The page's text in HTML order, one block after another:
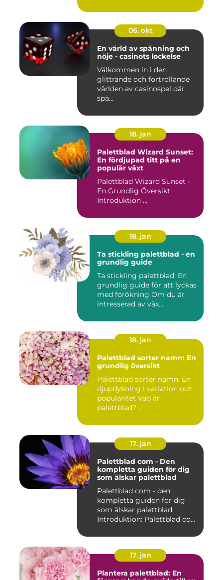
06. okt
En värld av spänning och
nöje - casinots lockelse
Välkommen in i den
glittrande och förtrollande
världen av casinospel där
spä...
18. jan
Palettblad Wizard Sunset:
En fördjupad titt på en
populär växt
Palettblad Wizard Sunset -
En Grundlig Översikt
Introduktion ...
18. jan
Ta stickling palettblad - en
grundlig guide
Ta stickling palettblad: En
grundlig guide för att lyckas
med förökning Om du är
intresserad av väx...
18. jan
Palettblad sorter namn: En
grundlig översikt
Palettblad sorter namn: En
djupdykning i variation och
popularitet Vad är
palettblad? ...
17. jan
Palettblad com - Den
kompletta guiden för dig
som älskar palettblad
Palettblad com - den
kompletta guiden för dig
som älskar palettblad
Introduktion: Palettblad com
17. jan
Plantera palettblad: En